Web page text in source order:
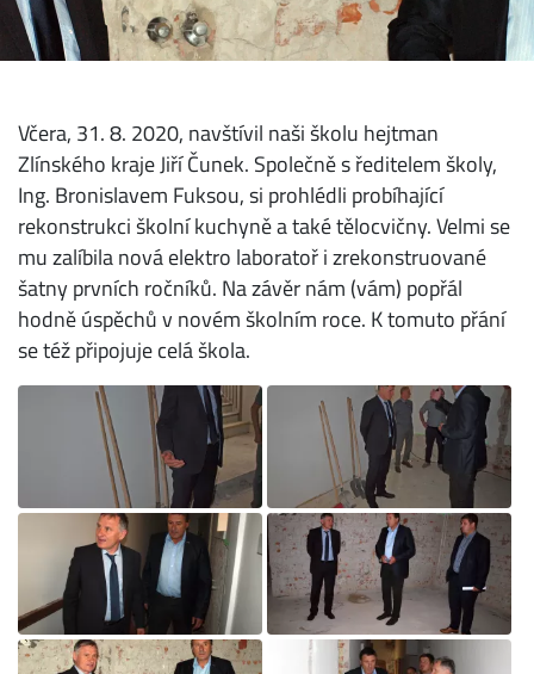
Včera, 31. 8. 2020, navštívil naši školu hejtman
Zlínského kraje Jiří Čunek. Společně s ředitelem školy,
Ing. Bronislavem Fuksou, si prohlédli probíhající
rekonstrukci školní kuchyně a také tělocvičny. Velmi se
mu zalíbila nová elektro laboratoř i zrekonstruované
šatny prvních ročníků. Na závěr nám (vám) popřál
hodně úspěchů v novém školním roce. K tomuto přání
se též připojuje celá škola.